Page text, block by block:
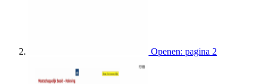
Openen: pagina 2